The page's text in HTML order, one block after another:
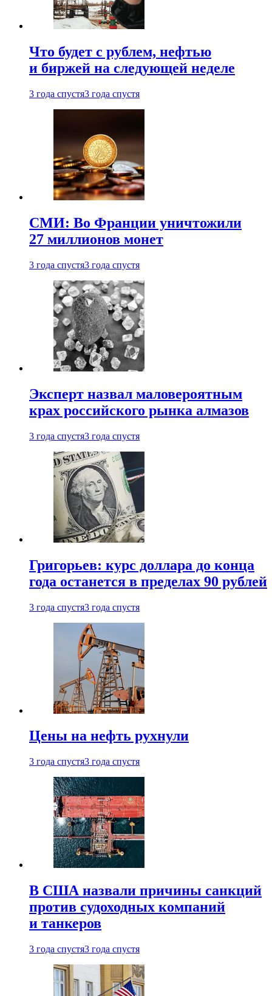
Что будет с рублем, нефтью
и биржей на следующей неделе
3 года спустя3 года спустя
СМИ: Во Франции уничтожили
27 миллионов монет
3 года спустя3 года спустя
Эксперт назвал маловероятным
крах российского рынка алмазов
3 года спустя3 года спустя
Григорьев: курс доллара до конца
года останется в пределах 90 рублей
3 года спустя3 года спустя
Цены на нефть рухнули
3 года спустя3 года спустя
В США назвали причины санкций
против судоходных компаний
и танкеров
3 года спустя3 года спустя